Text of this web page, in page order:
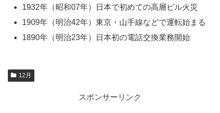
1932年（昭和07年）日本で初めての高層ビル火災
1909年（明治42年）東京・山手線などで運転始まる
1890年（明治23年）日本初の電話交換業務開始
12月
スポンサーリンク